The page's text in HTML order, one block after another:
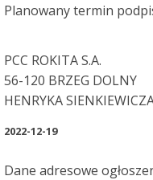
Planowany termin
PCC ROKITA S.A.
56-120 BRZEG DOLNY
HENRYKA
2022-12-19
Dane adresowe